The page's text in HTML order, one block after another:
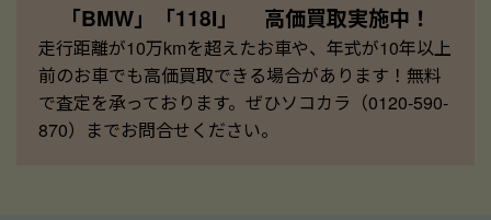
「BMW」「118I」 高価買取実施中！
走行距離が10万kmを超えたお車や、年式が10年以上
前のお車でも高価買取できる場合があります！無料
で査定を承っております。ぜひソコカラ（0120-590-
870）までお問合せください。